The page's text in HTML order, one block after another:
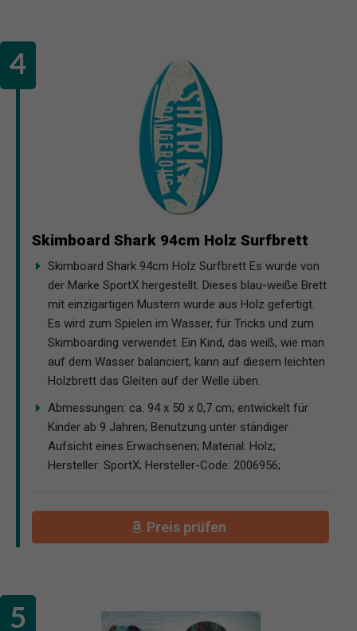
Skimboard Shark 94cm Holz Surfbrett
Skimboard Shark 94cm Holz Surfbrett Es wurde von
der Marke SportX hergestellt. Dieses blau-weiße Brett
mit einzigartigen Mustern wurde aus Holz gefertigt.
Es wird zum Spielen im Wasser, für Tricks und zum
Skimboarding verwendet. Ein Kind, das weiß, wie man
auf dem Wasser balanciert, kann auf diesem leichten
Holzbrett das Gleiten auf der Welle üben.
Abmessungen: ca. 94 x 50 x 0,7 cm; entwickelt für
Kinder ab 9 Jahren; Benutzung unter ständiger
Aufsicht eines Erwachsenen; Material: Holz;
Hersteller: SportX; Hersteller-Code: 2006956;
Preis prüfen